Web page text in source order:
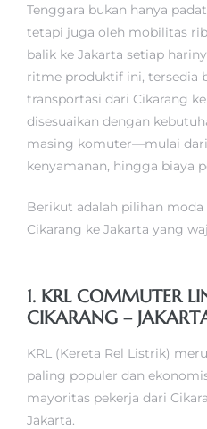
Tenggara bukan hanya
tetapi juga oleh mobilitas
balik ke Jakarta setiap
ritme produktif ini, tersedia
transportasi dari Cikarang
disesuaikan dengan
masing komuter—mulai
kenyamanan, hingga biaya
Berikut adalah pilihan
Cikarang ke Jakarta yang
1. KRL COMMUTER
CIKARANG –
KRL (Kereta Rel Listrik)
paling populer dan
mayoritas pekerja dari
Jakarta.